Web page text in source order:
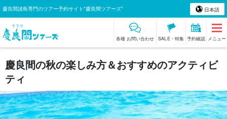
慶良間諸島専門のツアー予約サイト"慶良間ツアーズ" 日本語
各種 お問い合わせ SALE・特集 予約確認 メニュー
慶良間の秋の楽しみ方＆おすすめのアクティビ
ティ